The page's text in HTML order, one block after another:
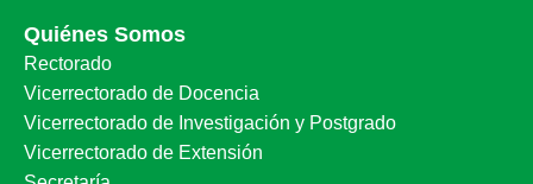
Quiénes Somos
Rectorado
Vicerrectorado de Docencia
Vicerrectorado de Investigación y Postgrado
Vicerrectorado de Extensión